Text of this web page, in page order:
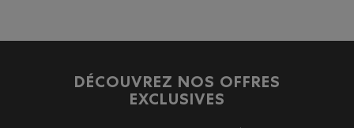
DÉCOUVREZ NOS OFFRES
EXCLUSIVES